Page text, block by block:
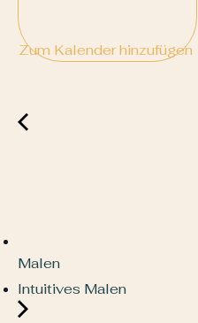
Zum Kalender hinzufügen
Malen
Intuitives Malen